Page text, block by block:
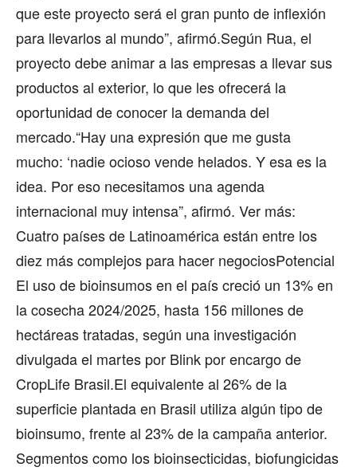
que este proyecto será el gran punto de inflexión
para llevarlos al mundo”, afirmó.Según Rua, el
proyecto debe animar a las empresas a llevar sus
productos al exterior, lo que les ofrecerá la
oportunidad de conocer la demanda del
mercado.“Hay una expresión que me gusta
mucho: ‘nadie ocioso vende helados. Y esa es la
idea. Por eso necesitamos una agenda
internacional muy intensa”, afirmó. Ver más:
Cuatro países de Latinoamérica están entre los
diez más complejos para hacer negociosPotencial
El uso de bioinsumos en el país creció un 13% en
la cosecha 2024/2025, hasta 156 millones de
hectáreas tratadas, según una investigación
divulgada el martes por Blink por encargo de
CropLife Brasil.El equivalente al 26% de la
superficie plantada en Brasil utiliza algún tipo de
bioinsumo, frente al 23% de la campaña anterior.
Segmentos como los bioinsecticidas, biofungicidas